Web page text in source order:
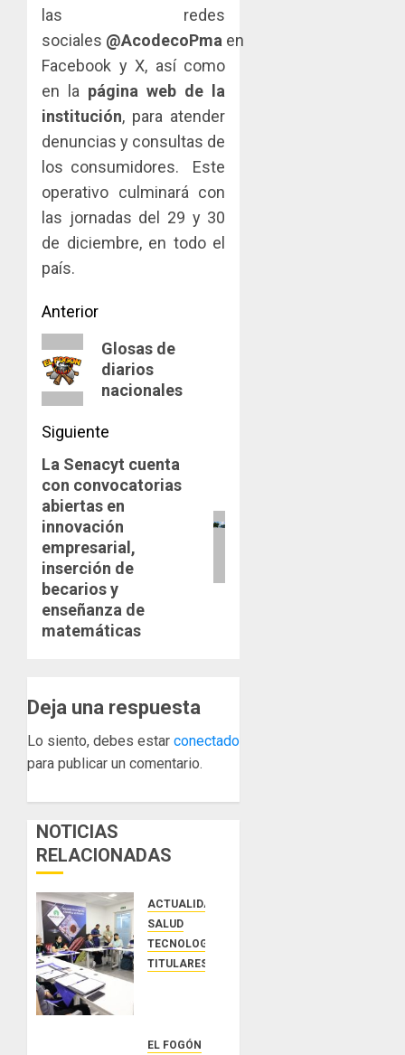
las redes
sociales @AcodecoPma en
Facebook y X, así como
en la página web de la
institución, para atender
denuncias y consultas de
los consumidores. Este
operativo culminará con
las jornadas del 29 y 30
de diciembre, en todo el
país.
Navegación
de
entradas
Anterior
anterior:
Glosas de
diarios
nacionales
Siguiente
Siguiente
entrada:
La Senacyt cuenta
con convocatorias
abiertas en
innovación
empresarial,
inserción de
becarios y
enseñanza de
matemáticas
Deja una respuesta
Lo siento, debes estar conectado
para publicar un comentario.
NOTICIAS
RELACIONADAS
ACTUALIDAD
SALUD
TECNOLOGÍA
TITULARES
fortalece
EL FOGÓN